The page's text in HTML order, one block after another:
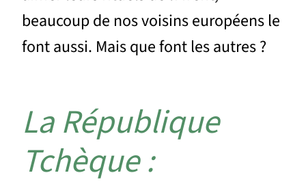
beaucoup de nos voisins européens le
font aussi. Mais que font les autres ?
La République
Tchèque :